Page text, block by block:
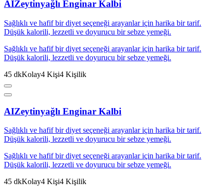
AIZeytinyağlı Enginar Kalbi
Sağlıklı ve hafif bir diyet seçeneği arayanlar için harika bir tarif.
Düşük kalorili, lezzetli ve doyurucu bir sebze yemeği.
Sağlıklı ve hafif bir diyet seçeneği arayanlar için harika bir tarif.
Düşük kalorili, lezzetli ve doyurucu bir sebze yemeği.
45 dkKolay4 Kişi4 Kişilik
AIZeytinyağlı Enginar Kalbi
Sağlıklı ve hafif bir diyet seçeneği arayanlar için harika bir tarif.
Düşük kalorili, lezzetli ve doyurucu bir sebze yemeği.
Sağlıklı ve hafif bir diyet seçeneği arayanlar için harika bir tarif.
Düşük kalorili, lezzetli ve doyurucu bir sebze yemeği.
45 dkKolay4 Kişi4 Kişilik